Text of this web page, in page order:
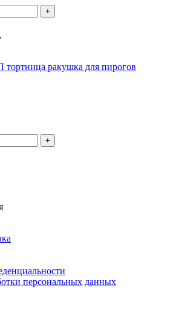
+
ракушка для пирогов
+
персональных данных